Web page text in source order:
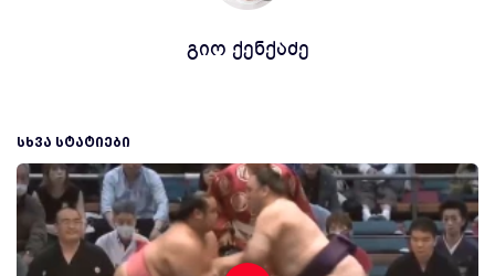
გიო ქენქაძე
ᲡᲮᲕᲐ ᲡᲢᲐᲢᲘᲔᲑᲘ